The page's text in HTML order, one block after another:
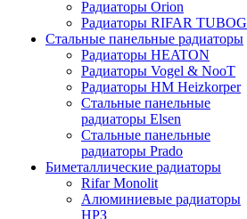
Радиаторы Orion
Радиаторы RIFAR TUBOG
Стальные панельные радиаторы
Радиаторы HEATON
Радиаторы Vogel & NooT
Радиаторы HM Heizkorper
Стальные панельные
радиаторы Elsen
Стальные панельные
радиаторы Prado
Биметаллические радиаторы
Rifar Monolit
Алюминиевые радиаторы
НРЗ